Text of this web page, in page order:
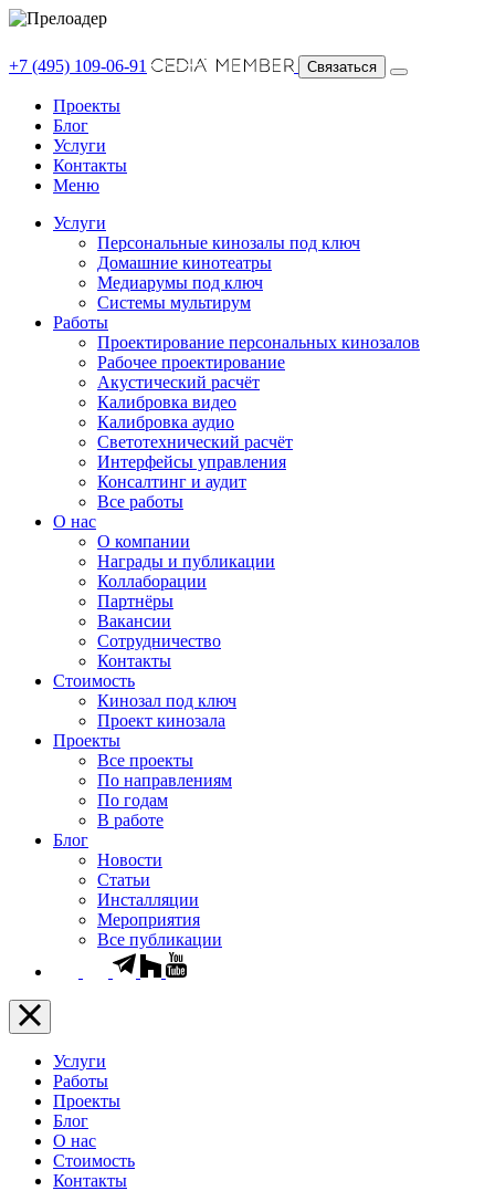
+7 (495) 109-06-91 Связаться
Проекты
Блог
Услуги
Контакты
Меню
Услуги
Персональные кинозалы под ключ
Домашние кинотеатры
Медиарумы под ключ
Системы мультирум
Работы
Проектирование персональных кинозалов
Рабочее проектирование
Акустический расчёт
Калибровка видео
Калибровка аудио
Светотехнический расчёт
Интерфейсы управления
Консалтинг и аудит
Все работы
О нас
О компании
Награды и публикации
Коллаборации
Партнёры
Вакансии
Сотрудничество
Контакты
Стоимость
Кинозал под ключ
Проект кинозала
Проекты
Все проекты
По направлениям
По годам
В работе
Блог
Новости
Статьи
Инсталляции
Мероприятия
Все публикации
Услуги
Работы
Проекты
Блог
О нас
Стоимость
Контакты